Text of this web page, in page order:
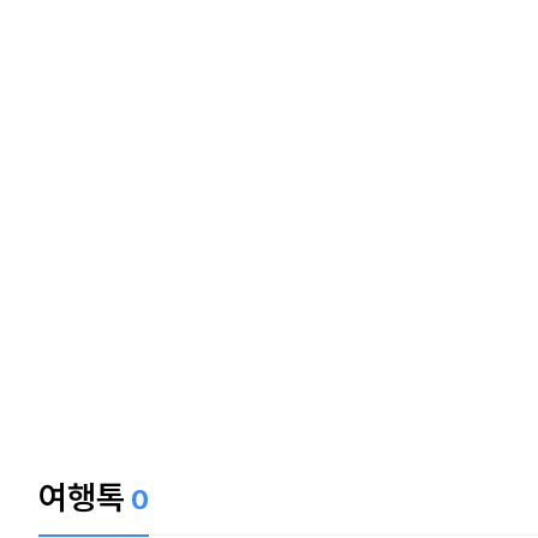
여행톡 0